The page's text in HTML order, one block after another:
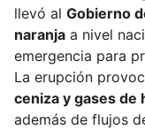
llevó al Gobierno
naranja a nivel
emergencia para
La erupción
ceniza y gases de
además de flujos